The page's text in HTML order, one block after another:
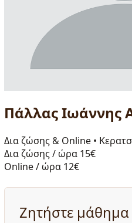
Πάλλας Ιωάννης
Δια ζώσης & Online •
Δια ζώσης / ώρα 15€
Online / ώρα 12€
Ζητήστε μάθημα